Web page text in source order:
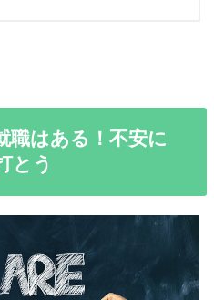
職はある！不安に
とう